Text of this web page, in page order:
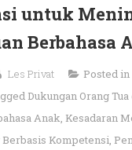
untuk
Berbahasa
Les Privat
Posted in
Dukungan Orang Tua
Anak, Kesadaran
Kompetensi,